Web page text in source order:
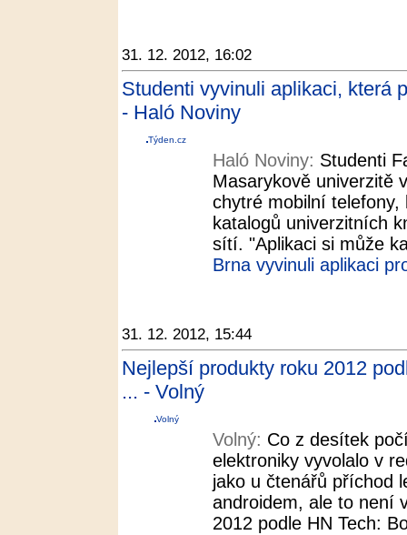
31. 12. 2012, 16:02
Studenti vyvinuli aplikaci, která
- Haló Noviny
Týden.cz
Haló Noviny: Studenti
Masarykově univerzitě
chytré mobilní
katalogů univerzitních
sítí. "Aplikaci si může
Brna vyvinuli aplikaci
31. 12. 2012, 15:44
Nejlepší produkty roku 2012
... - Volný
Volný
Volný: Co z desítek
elektroniky vyvolalo v
jako u čtenářů příchod
androidem, ale to není
2012 podle HN Tech: